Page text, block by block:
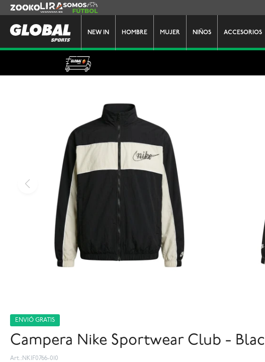
NEW IN HOMBRE MUJER NIÑOS ACCESORIOS
Zooko Lira Somos Futbol
ENVIÓ GRATIS
Campera Nike Sportwear Club -
NKIF0766-010